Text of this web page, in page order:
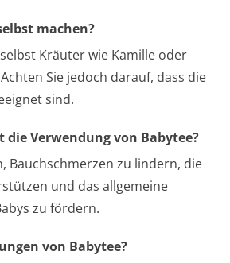
machen?
Kräuter wie Kamille oder
Sie jedoch darauf, dass die
sind.
die Verwendung von Babytee?
Bauchschmerzen zu lindern, die
und das allgemeine
zu fördern.
von Babytee?